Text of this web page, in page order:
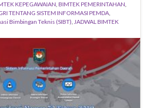
KEPEGAWAIAN, BIMTEK PEMERINTAHAN,
TENTANG SISTEM INFORMASI PEMDA,
Bimbingan Teknis (SIBT), JADWAL BIMTEK